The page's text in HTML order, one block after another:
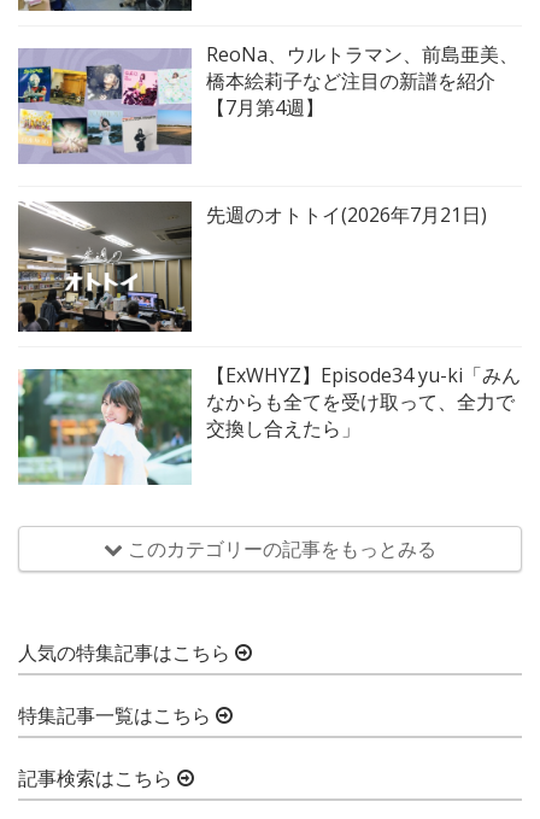
ReoNa、ウルトラマン、前島亜美、
橋本絵莉子など注目の新譜を紹介
【7月第4週】
先週のオトトイ(2026年7月21日)
【ExWHYZ】Episode34 yu-ki「みん
なからも全てを受け取って、全力で
交換し合えたら」
このカテゴリーの記事をもっとみる
人気の特集記事はこちら
特集記事一覧はこちら
記事検索はこちら